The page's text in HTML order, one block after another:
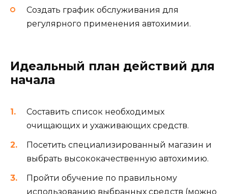
Создать график обслуживания для
регулярного применения автохимии.
Идеальный план действий для
начала
Составить список необходимых
очищающих и ухаживающих средств.
Посетить специализированный магазин и
выбрать высококачественную автохимию.
Пройти обучение по правильному
использованию выбранных средств (можно